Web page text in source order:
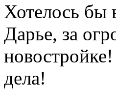
Хотелось бы
Дарье, за
дела!